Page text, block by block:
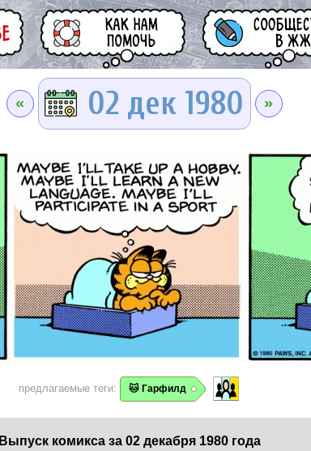
« 02 дек 1980 »
предлагаемые теги: 🐱 Гарфилд
Выпуск комикса за 02 декабря 1980 года